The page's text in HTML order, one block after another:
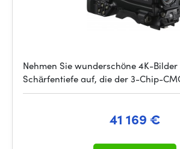
Nehmen Sie wunderschöne 4K-
Schärfentiefe auf, die der 3-Chip-
41 169 €